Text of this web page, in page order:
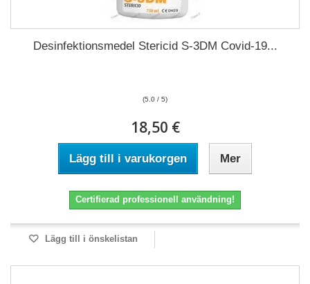
Desinfektionsmedel Stericid S-3DM Covid-19...
(5.0 / 5)
18,50 €
Lägg till i varukorgen Mer
Certifierad professionell användning!
Lägg till i önskelistan